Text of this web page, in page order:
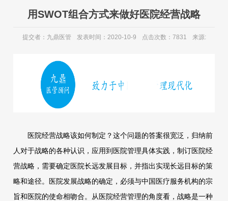
用SWOT组合方式来做好医院经营战略
提交者：九鼎医管 发表时间：2020-10-9 点击次数：7831 来源:
医院经营战略该如何制定？这个问题的答案很宽泛，归纳前
人对于战略的各种认识，应用到医院管理具体实践，制订医院经
营战略，需要确定医院长远发展目标，并指出实现长远目标的策
略和途径。医院发展战略的确定，必须与中国医疗服务机构的宗
旨和医院的使命相吻合。从医院经营管理的角度看，战略是一种